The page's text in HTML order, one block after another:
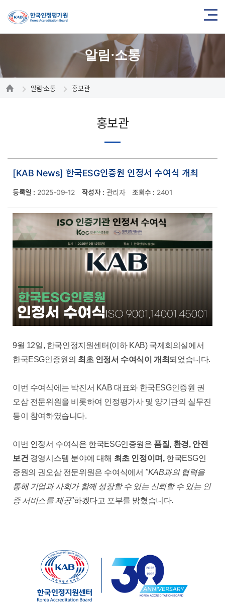
알림·소통
알림·소통 홍보관
홍보관
[KAB News] 한국ESG인증원 인정서 수여식 개최
등록일 : 2025-09-12 작성자 : 관리자 조회수 : 2401
9월 12일, 한국인정지원센터(이하 KAB) 국제회의실에서
한국ESG인증원의 최초 인정서 수여식이 개최 되었습니다.
이번 수여식에는 박진서 KAB 대표와 한국ESG인증원 권
오삼 전문위원을 비롯하여 인정평가사 및 양기관의 실무진
등이 참여하였습니다.
이번 인정서 수여식은 한국ESG인증원은 품질, 환경, 안전
보건 경영시스템 분야에 대해 최초 인정이며,한국ESG인
증원의 권오삼 전문위원은 수여식에서 "KAB과의 협력을
통해 기업과 사회가 함께 성장할 수 있는 신뢰할 수 있는 인
증 서비스를 제공"하겠다고 포부를 밝혔습니다.